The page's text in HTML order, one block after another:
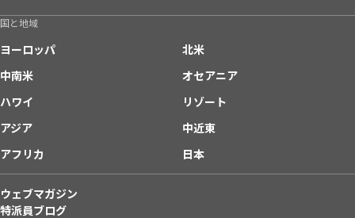
国と地域
ヨーロッパ
北米
中南米
オセアニア
ハワイ
リゾート
アジア
中近東
アフリカ
日本
ウェブマガジン
特派員ブログ